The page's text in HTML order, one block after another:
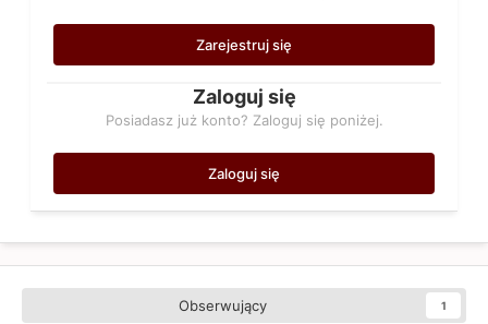
Zarejestruj się
Zaloguj się
Posiadasz już konto? Zaloguj się poniżej.
Zaloguj się
Obserwujący 1